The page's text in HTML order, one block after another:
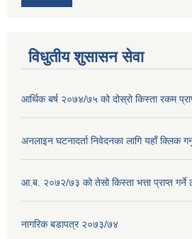
विधुतीय शुसासन सेवा
आर्थिक बर्ष २०७४/७५ को दोस्रो किस्ता रकम
अनलाइन घटनादर्ता निवेदनका लागि यहाँ क्लिक
आ.ब. २०७२/७३ को तेसो किस्ता भत्ता प्राप्त गर्ने
नागरिक बडापत्र २०७३/७४